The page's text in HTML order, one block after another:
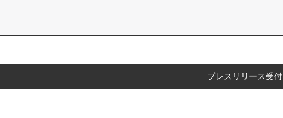
プレスリリース受付